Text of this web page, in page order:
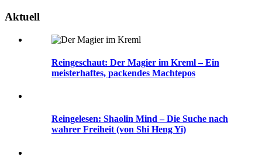
Aktuell
Reingeschaut: Der Magier im Kreml – Ein
meisterhaftes, packendes Machtepos
Reingelesen: Shaolin Mind – Die Suche nach
wahrer Freiheit (von Shi Heng Yi)